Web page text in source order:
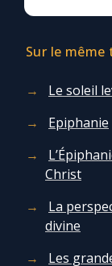
Sur le
Le soleil
Epiphanie
Christ
La
divine
Les